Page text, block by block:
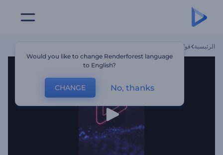
الرئيسية قوالب
Would you like to change Renderforest language
to English?
CHANGE No, thanks